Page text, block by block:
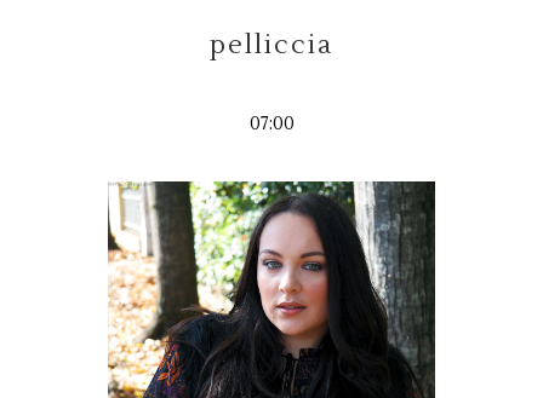
pelliccia
07:00